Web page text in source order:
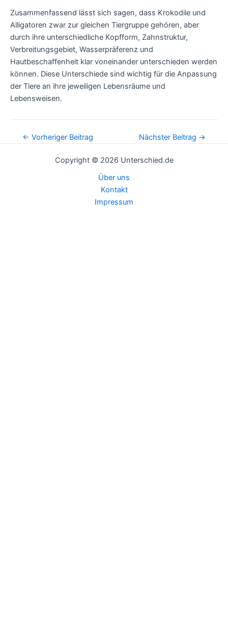
Zusammenfassend lässt sich sagen, dass Krokodile und
Alligatoren zwar zur gleichen Tiergruppe gehören, aber
durch ihre unterschiedliche Kopfform, Zahnstruktur,
Verbreitungsgebiet, Wasserpräferenz und
Hautbeschaffenheit klar voneinander unterschieden werden
können. Diese Unterschiede sind wichtig für die Anpassung
der Tiere an ihre jeweiligen Lebensräume und
Lebensweisen.
Post← Vorheriger Beitrag Nächster Beitrag →
Copyright © 2026 Unterschied.de
Über uns
Kontakt
Impressum